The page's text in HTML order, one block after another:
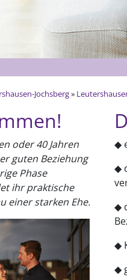
Jochsberg»
oder 40 Jahren
guten Beziehung
Phase
ihr praktische
einer starken Ehe.
◆
◆
◆
◆
◆